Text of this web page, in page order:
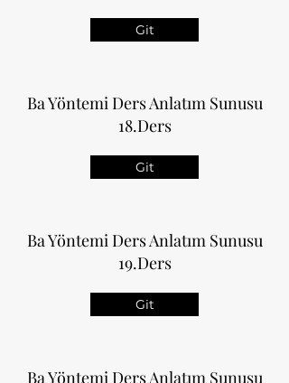
Git
Ba Yöntemi Ders Anlatım Sunusu
18.Ders
Git
Ba Yöntemi Ders Anlatım Sunusu
19.Ders
Git
Ba Yöntemi Ders Anlatım Sunusu